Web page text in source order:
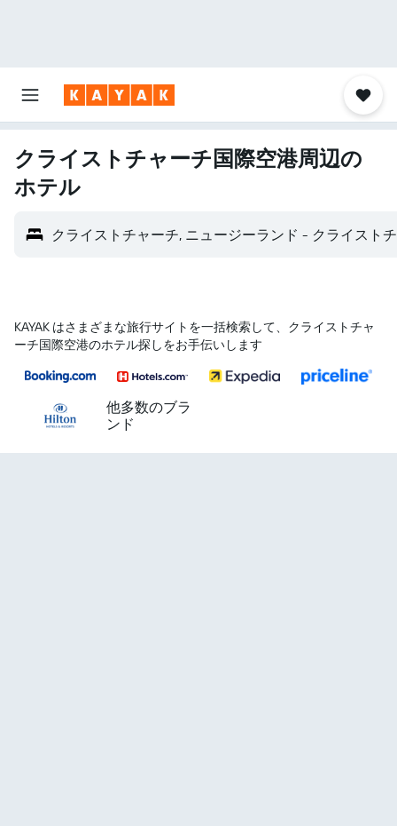
クライストチャーチ国際空港​周辺の
ホテル
クライストチャーチ, ニュージーランド - クライスト
KAYAK はさまざまな旅行サイトを一括検索して、クライストチャ
ーチ国際空港のホテル探しをお手伝いします
他多数のブラ
ンド